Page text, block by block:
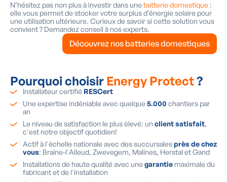
N’hésitez pas non plus à investir dans une batterie domestique :
elle vous permet de stocker votre surplus d’énergie solaire pour
une utilisation ultérieure. Curieux de savoir si cette solution vous
convient ? Demandez conseil à nos experts.
Découvrez nos batteries domestiques
Pourquoi choisir Energy Protect?
Installateur certifié RESCert
Une expertise indéniable avec quelque 5.000 chantiers par
an
Le niveau de satisfaction le plus élevé: un client satisfait,
c'est notre objectif quotidien!
Actif à l'échelle nationale avec des succursalesprès de chez
vous: Braine-l'Alleud, Zwevegem, Malines, Herstal et Gand
Installations de haute qualité avec une garantie maximale du
fabricant et de l'installation